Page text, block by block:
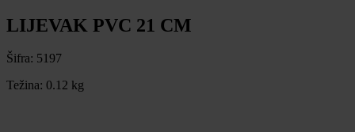
LIJEVAK PVC 21 CM
Šifra: 5197
Težina: 0.12 kg